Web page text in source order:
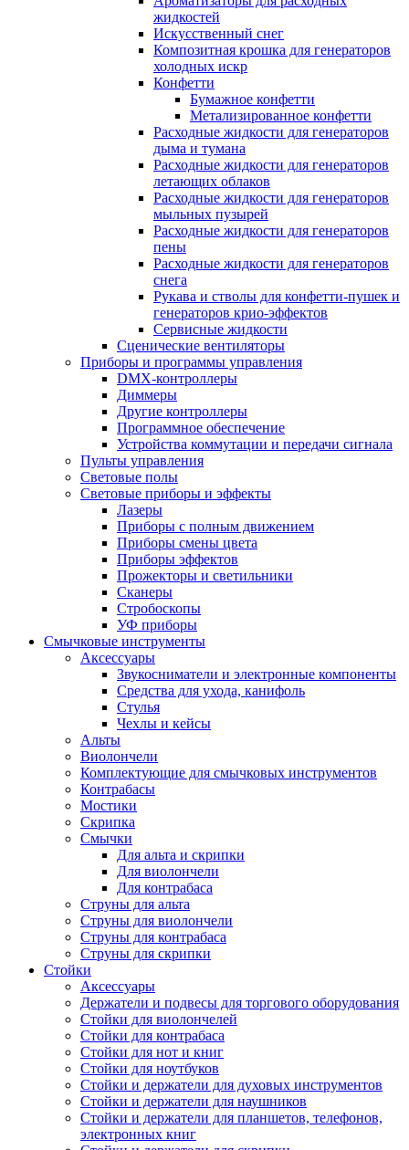
жидкостей
Искусственный снег
Композитная крошка для генераторов
холодных искр
Конфетти
Бумажное конфетти
Метализированное конфетти
Расходные жидкости для генераторов
дыма и тумана
Расходные жидкости для генераторов
летающих облаков
Расходные жидкости для генераторов
мыльных пузырей
Расходные жидкости для генераторов
пены
Расходные жидкости для генераторов
снега
Рукава и стволы для конфетти-пушек и
генераторов крио-эффектов
Сервисные жидкости
Сценические вентиляторы
Приборы и программы управления
DMX-контроллеры
Диммеры
Другие контроллеры
Программное обеспечение
Устройства коммутации и передачи сигнала
Пульты управления
Световые полы
Световые приборы и эффекты
Лазеры
Приборы с полным движением
Приборы смены цвета
Приборы эффектов
Прожекторы и светильники
Сканеры
Стробоскопы
УФ приборы
Смычковые инструменты
Аксессуары
Звукосниматели и электронные компоненты
Средства для ухода, канифоль
Стулья
Чехлы и кейсы
Альты
Виолончели
Комплектующие для смычковых инструментов
Контрабасы
Мостики
Скрипка
Смычки
Для альта и скрипки
Для виолончели
Для контрабаса
Струны для альта
Струны для виолончели
Струны для контрабаса
Струны для скрипки
Стойки
Аксессуары
Держатели и подвесы для торгового оборудования
Стойки для виолончелей
Стойки для контрабаса
Стойки для нот и книг
Стойки для ноутбуков
Стойки и держатели для духовых инструментов
Стойки и держатели для наушников
Стойки и держатели для планшетов, телефонов,
электронных книг